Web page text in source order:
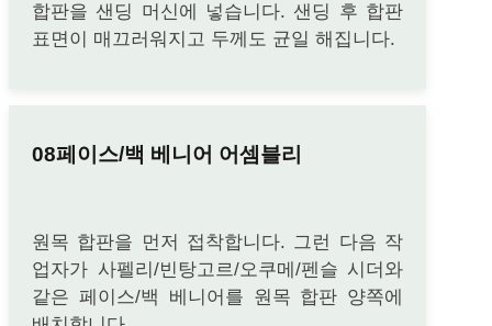
합판을 샌딩 머신에 넣습니다. 샌딩 후 합판
표면이 매끄러워지고 두께도 균일 해집니다.
페이스/백 베니어 어셈블리
원목 합판을 먼저 접착합니다. 그런 다음 작
업자가 사펠리/빈탕고르/오쿠메/펜슬 시더와
같은 페이스/백 베니어를 원목 합판 양쪽에